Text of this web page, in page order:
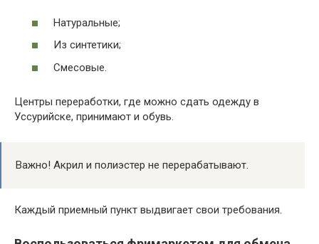
Натуральные;
Из синтетики;
Смесовые.
Центры переработки, где можно сдать одежду в
Уссурийске, принимают и обувь.
Важно! Акрил и полиэстер не перерабатывают.
Каждый приемный пункт выдвигает свои требования.